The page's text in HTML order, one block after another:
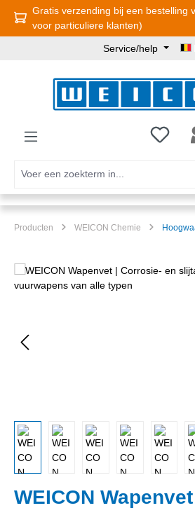
Ga naar de hoofdinhoud
Gratis verzending bij een bestelling
voor particuliere klanten)
Service/help
Je
Producten WEICON Chemie
Afbeeldingengalerij overslaan
WEICON Wapenvet